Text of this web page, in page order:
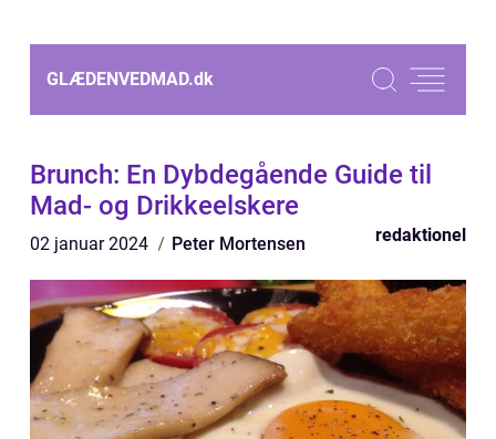
GLÆDENVEDMAD.dk
Brunch: En Dybdegående Guide til
Mad- og Drikkeelskere
02 januar 2024 Peter Mortensen redaktionel